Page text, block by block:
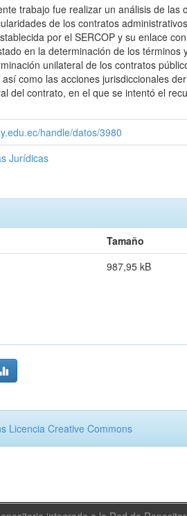
trabajo fue realizar un análisis de
de los contratos
por el SERCOP y su enlace
en la determinación de los
unilateral de los contratos
como las acciones jurisdiccionales
del contrato, en el que se intentó el
handle/datos/3980
Jurídicas
Tamaño
987,95 kB
Licencia Creative Commons